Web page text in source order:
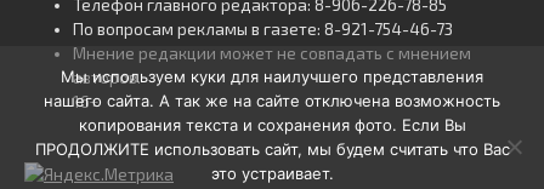
Телефон главного редактора: 8-906-226-78-85
По вопросам рекламы в газете: 8-921-754-46-73
Мнение редакции может не совпадать с мнением
авторов.
16+
Мы используем куки для наилучшего представления
нашего сайта. А так же на сайте отключена возможность
копирования текста и сохранения фото. Если Вы
ПРОДОЛЖИТЕ использовать сайт, мы будем считать что Вас
это устраивает.